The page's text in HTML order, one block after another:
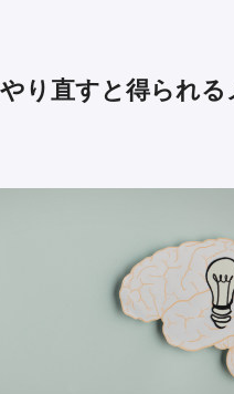
り直すと得られる